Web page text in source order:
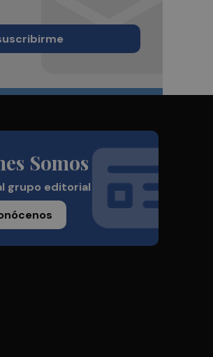
Somos
grupo editorial